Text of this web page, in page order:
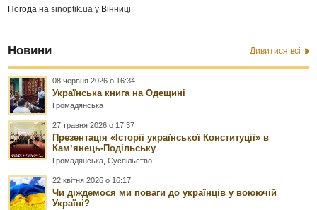
Погода наsinoptik.ua у Вінниці
Новини Дивитися всі
08 червня 2026 о 16:34
Українська книга на Одещині
Громадянська
27 травня 2026 о 17:37
Презентація «Історії української Конституції» в
Камʼянець-Подільську
Громадянська,Суспільство
22 квітня 2026 о 16:17
Чи діждемося ми поваги до українців у воюючій
Україні?